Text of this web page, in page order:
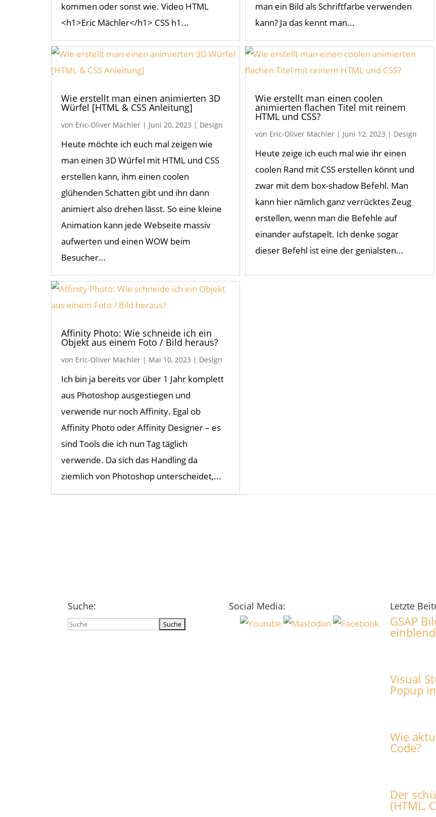
kommen oder sonst wie. Video HTML
<h1>Eric Mächler</h1> CSS h1...
man ein Bild als Schriftfarbe verwenden
kann? Ja das kennt man...
Wie erstellt man einen animierten 3D
Würfel [HTML & CSS Anleitung]
von Eric-Oliver Mächler| Juni 20, 2023 | Design
Heute möchte ich euch mal zeigen wie
man einen 3D Würfel mit HTML und CSS
erstellen kann, ihm einen coolen
glühenden Schatten gibt und ihn dann
animiert also drehen lässt. So eine kleine
Animation kann jede Webseite massiv
aufwerten und einen WOW beim
Besucher...
Wie erstellt man einen coolen
animierten flachen Titel mit reinem
HTML und CSS?
von Eric-Oliver Mächler| Juni 12, 2023 | Design
Heute zeige ich euch mal wie ihr einen
coolen Rand mit CSS erstellen könnt und
zwar mit dem box-shadow Befehl. Man
kann hier nämlich ganz verrücktes Zeug
erstellen, wenn man die Befehle auf
einander aufstapelt. Ich denke sogar
dieser Befehl ist eine der genialsten...
Affinity Photo: Wie schneide ich ein
Objekt aus einem Foto / Bild heraus?
von Eric-Oliver Mächler| Mai 10, 2023 | Design
Ich bin ja bereits vor über 1 Jahr komplett
aus Photoshop ausgestiegen und
verwende nur noch Affinity. Egal ob
Affinity Photo oder Affinity Designer – es
sind Tools die ich nun Tag täglich
verwende. Da sich das Handling da
ziemlich von Photoshop unterscheidet,...
Suche:
Suchen
Social Media: Letzte
GSAP
Visual
Popup
Wie
Code?
Der
(HTML,